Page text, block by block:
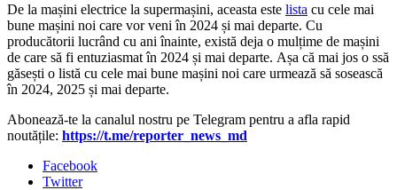
De la mașini electrice la supermașini, aceasta este lista cu cele mai
bune mașini noi care vor veni în 2024 și mai departe. Cu
producătorii lucrând cu ani înainte, există deja o mulțime de mașini
de care să fi entuziasmat în 2024 și mai departe. Așa că mai jos o ssă
găsești o listă cu cele mai bune mașini noi care urmează să sosească
în 2024, 2025 și mai departe.
Abonează-te la canalul nostru pe Telegram pentru a afla rapid
noutățile: https://t.me/reporter_news_md
Facebook
Twitter